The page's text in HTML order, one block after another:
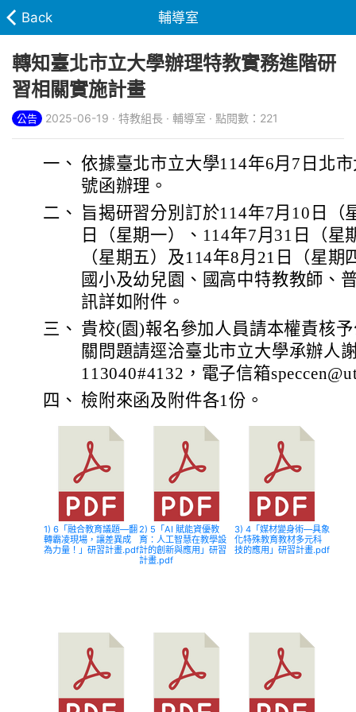
Back 輔導室
轉知臺北市立大學辦理特教實務進階研
習相關實施計畫
公告 2025-06-19 · 特教組長 · 輔導室 · 點閱數：221
一、 依據臺北市立大學114年6月7日北
號函辦理。
二、 旨揭研習分別訂於114年7月10日（
日（星期一）、114年7月31日（星
（星期五）及114年8月21日（星
國小及幼兒園、國高中特教教師、
訊詳如附件。
三、 貴校(園)報名參加人員請本權責核
關問題請逕洽臺北市立大學承辦人
113040#4132，電子信箱
四、 檢附來函及附件各1份。
1) 6「融合教育議題—翻
轉霸凌現場，讓差異成
為力量！」研習計畫.pdf
2) 5「AI 賦能資優教
育：人工智慧在教學設
計的創新與應用」研習
計畫.pdf
3) 4「媒材變身術—具象
化特殊教育教材多元科
技的應用」研習計畫.pdf